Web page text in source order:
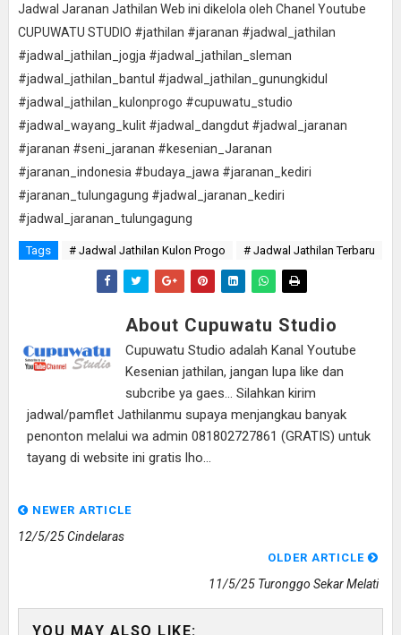
Jadwal Jaranan Jathilan Web ini dikelola oleh Chanel Youtube
CUPUWATU STUDIO #jathilan #jaranan #jadwal_jathilan
#jadwal_jathilan_jogja #jadwal_jathilan_sleman
#jadwal_jathilan_bantul #jadwal_jathilan_gunungkidul
#jadwal_jathilan_kulonprogo #cupuwatu_studio
#jadwal_wayang_kulit #jadwal_dangdut #jadwal_jaranan
#jaranan #seni_jaranan #kesenian_Jaranan
#jaranan_indonesia #budaya_jawa #jaranan_kediri
#jaranan_tulungagung #jadwal_jaranan_kediri
#jadwal_jaranan_tulungagung
Tags # Jadwal Jathilan Kulon Progo # Jadwal Jathilan Terbaru
About Cupuwatu Studio
Cupuwatu Studio adalah Kanal Youtube
Kesenian jathilan, jangan lupa like dan
subcribe ya gaes... Silahkan kirim
jadwal/pamflet Jathilanmu supaya menjangkau banyak
penonton melalui wa admin 081802727861 (GRATIS) untuk
tayang di website ini gratis lho...
NEWER ARTICLE
12/5/25 Cindelaras
OLDER ARTICLE
11/5/25 Turonggo Sekar Melati
YOU MAY ALSO LIKE: